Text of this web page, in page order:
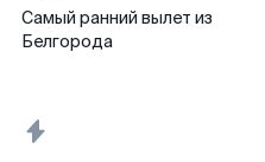
Самый ранний вылет из
Белгорода